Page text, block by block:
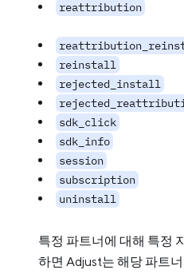
reattribution
reinstall
rejected_install
sdk_click
sdk_info
session
subscription
uninstall
특정 파트너에 대해 특정
하면 Adjust는 해당 파트